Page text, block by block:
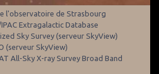
l'observatoire de Strasbourg
Extragalactic Database
Sky Survey (serveur SkyView)
(serveur SkyView)
All-Sky X-ray Survey Broad Band